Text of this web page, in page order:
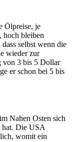
Ölpreise, je
hoch bleiben
selbst wenn die
wieder zur
von 3 bis 5 Dollar
er schon bei 5 bis
Nahen Osten sich
hat. Die USA
womit ein